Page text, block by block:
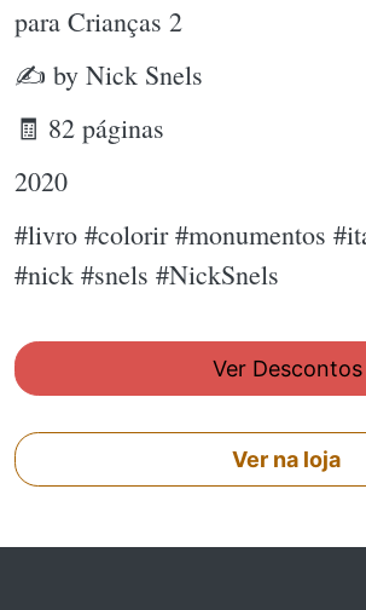
para Crianças 2
✍ by Nick Snels
🧾 82 páginas
2020
#livro #colorir #monumentos
#nick #snels #NickSnels
Ver Descontos
Ver na loja